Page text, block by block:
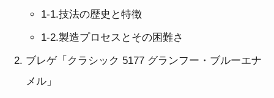
1-1.技法の歴史と特徴
1-2.製造プロセスとその困難さ
ブレゲ「クラシック 5177 グランフー・ブルーエナ
メル」